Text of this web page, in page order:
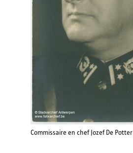
Commissaire en chef Jozef De Potter